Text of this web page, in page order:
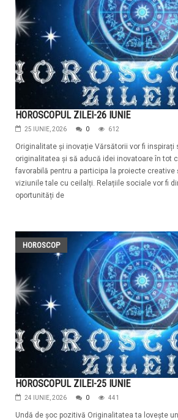
HOROSCOPUL ZILEI-26 IUNIE
25 IUNIE, 2026 0 612
Originalitate și inovație Vărsătorii vor fi inspirați
originalitatea și să aducă idei inovatoare în tot
favorabilă pentru a participa la proiecte creative
viziunile tale cu ceilalți. Relațiile sociale vor fi
oportunități de
HOROSCOP
HOROSCOPUL ZILEI-25 IUNIE
24 IUNIE, 2026 0 441
Undă de șoc pozitivă Originalitatea ta lovește